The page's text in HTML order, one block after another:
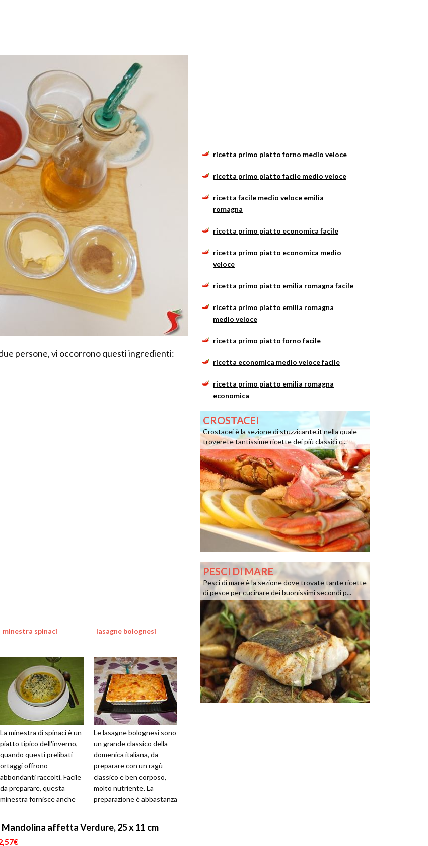
persone, vi occorrono questi ingredienti:
minestra spinaci
La minestra di spinaci è un
piatto tipico dell'inverno,
quando questi prelibati
ortaggi offrono
abbondanti raccolti. Facile
da preparare, questa
minestra fornisce anche
lasagne bolognesi
Le lasagne bolognesi sono
un grande classico della
domenica italiana, da
preparare con un ragù
classico e ben corposo,
molto nutriente. La
preparazione è abbastanza
affetta Verdure, 25 x 11 cm
ricetta primo piatto forno medio veloce
ricetta primo piatto facile medio veloce
ricetta facile medio veloce emilia
romagna
ricetta primo piatto economica facile
ricetta primo piatto economica medio
veloce
ricetta primo piatto emilia romagna facile
ricetta primo piatto emilia romagna
medio veloce
ricetta primo piatto forno facile
ricetta economica medio veloce facile
ricetta primo piatto emilia romagna
economica
CROSTACEI
Crostacei è la sezione di stuzzicante.it nella quale
troverete tantissime ricette dei più classici c...
PESCI DI MARE
Pesci di mare è la sezione dove trovate tante ricette
di pesce per cucinare dei buonissimi secondi p...